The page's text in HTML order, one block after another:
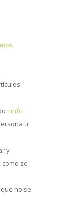
+info
u
y
se
no se